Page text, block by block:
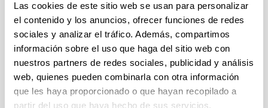
Las cookies de este sitio web se usan para personalizar
el contenido y los anuncios, ofrecer funciones de redes
sociales y analizar el tráfico. Además, compartimos
información sobre el uso que haga del sitio web con
nuestros partners de redes sociales, publicidad y análisis
web, quienes pueden combinarla con otra información
que les haya proporcionado o que hayan recopilado a
partir del uso que haya hecho de sus servicios.
Inicio Departamento de
Física Aplicada
MenúAbrir/cerrar
Memorias del Departamento
de Física Aplicada